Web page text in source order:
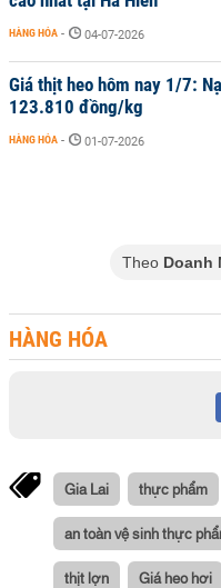
HÀNG HÓA - 04-07-2026
Giá thịt heo hôm nay 1/7:
123.810 đồng/kg
HÀNG HÓA - 01-07-2026
Theo Doanh
HÀNG HÓA
Gia Lai thực phẩm
an toàn vệ sinh thực
thịt lợn Giá heo hơi